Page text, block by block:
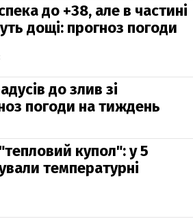
до +38, але в частині
дощі: прогноз погоди
до злив зі
погоди на тиждень
купол": у 5
температурні